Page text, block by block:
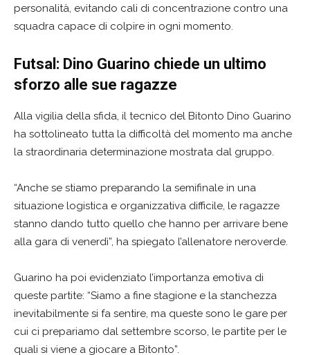
personalità, evitando cali di concentrazione contro una
squadra capace di colpire in ogni momento.
Futsal: Dino Guarino chiede un ultimo
sforzo alle sue ragazze
Alla vigilia della sfida, il tecnico del Bitonto Dino Guarino
ha sottolineato tutta la difficoltà del momento ma anche
la straordinaria determinazione mostrata dal gruppo.
“Anche se stiamo preparando la semifinale in una
situazione logistica e organizzativa difficile, le ragazze
stanno dando tutto quello che hanno per arrivare bene
alla gara di venerdì”, ha spiegato l’allenatore neroverde.
Guarino ha poi evidenziato l’importanza emotiva di
queste partite: “Siamo a fine stagione e la stanchezza
inevitabilmente si fa sentire, ma queste sono le gare per
cui ci prepariamo dal settembre scorso, le partite per le
quali si viene a giocare a Bitonto”.